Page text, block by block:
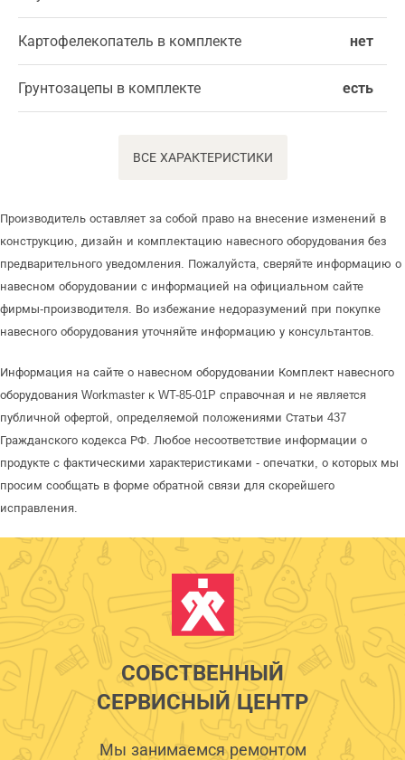
Картофелекопатель в комплекте нет
Грунтозацепы в комплекте есть
ВСЕ ХАРАКТЕРИСТИКИ
Производитель оставляет за собой право на внесение изменений в
конструкцию, дизайн и комплектацию навесного оборудования без
предварительного уведомления. Пожалуйста, сверяйте информацию о
навесном оборудовании с информацией на официальном сайте
фирмы-производителя. Во избежание недоразумений при покупке
навесного оборудования уточняйте информацию у консультантов.
Информация на сайте о навесном оборудовании Комплект навесного
оборудования Workmaster к WT-85-01P справочная и не является
публичной офертой, определяемой положениями Статьи 437
Гражданского кодекса РФ. Любое несоответствие информации о
продукте с фактическими характеристиками - опечатки, о которых мы
просим сообщать в форме обратной связи для скорейшего
исправления.
СОБСТВЕННЫЙ
СЕРВИСНЫЙ ЦЕНТР
Мы занимаемся ремонтом